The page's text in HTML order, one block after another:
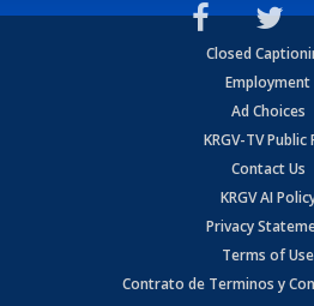
Closed
Employment
Ad Choices
KRGV-TV Public
Contact Us
KRGV AI
Privacy
Terms of Use
Contrato de Terminos y